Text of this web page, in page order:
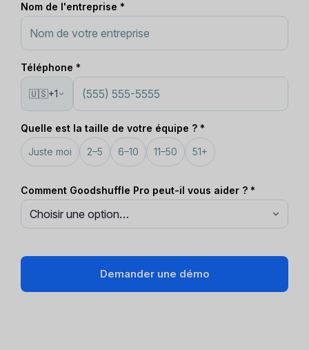
Nom de l'entreprise *
Téléphone *
🇺🇸+1
Quelle est la taille de votre équipe ? *
Juste moi
2–5 6–10 11–50 51+
Comment Goodshuffle Pro peut-il vous aider ? *
Demander une démo